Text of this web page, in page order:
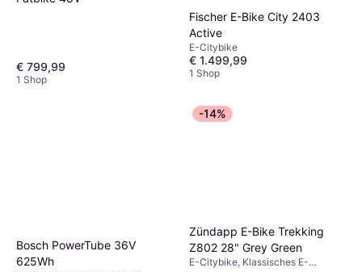
€ 799,99
1 Shop
Fischer E-Bike City 2403
Active
E-Citybike
€ 1.499,99
1 Shop
Bosch PowerTube 36V
625Wh
-14%
Zündapp E-Bike Trekking
Z802 28" Grey Green
E-Citybike, Klassisches E-